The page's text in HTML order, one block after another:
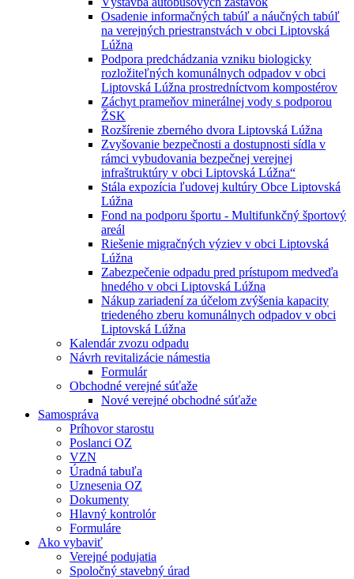
Osadenie informačných tabúľ a náučných tabúľ
na verejných priestranstvách v obci Liptovská
Lúžna
Podpora predchádzania vzniku biologicky
rozložiteľných komunálnych odpadov v obci
Liptovská Lúžna prostredníctvom kompostérov
Záchyt prameňov minerálnej vody s podporou
ŽSK
Rozšírenie zberného dvora Liptovská Lúžna
Zvyšovanie bezpečnosti a dostupnosti sídla v
rámci vybudovania bezpečnej verejnej
infraštruktúry v obci Liptovská Lúžna“
Stála expozícia ľudovej kultúry Obce Liptovská
Lúžna
Fond na podporu športu - Multifunkčný športový
areál
Riešenie migračných výziev v obci Liptovská
Lúžna
Zabezpečenie odpadu pred prístupom medveďa
hnedého v obci Liptovská Lúžna
Nákup zariadení za účelom zvýšenia kapacity
triedeného zberu komunálnych odpadov v obci
Liptovská Lúžna
Kalendár zvozu odpadu
Návrh revitalizácie námestia
Formulár
Obchodné verejné súťaže
Nové verejné obchodné súťaže
Samospráva
Príhovor starostu
Poslanci OZ
VZN
Úradná tabuľa
Uznesenia OZ
Dokumenty
Hlavný kontrolór
Formuláre
Ako vybaviť
Verejné podujatia
Spoločný stavebný úrad